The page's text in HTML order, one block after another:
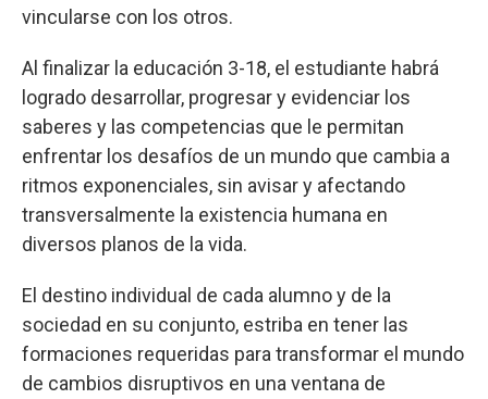
vincularse con los otros.
Al finalizar la educación 3-18, el estudiante habrá
logrado desarrollar, progresar y evidenciar los
saberes y las competencias que le permitan
enfrentar los desafíos de un mundo que cambia a
ritmos exponenciales, sin avisar y afectando
transversalmente la existencia humana en
diversos planos de la vida.
El destino individual de cada alumno y de la
sociedad en su conjunto, estriba en tener las
formaciones requeridas para transformar el mundo
de cambios disruptivos en una ventana de